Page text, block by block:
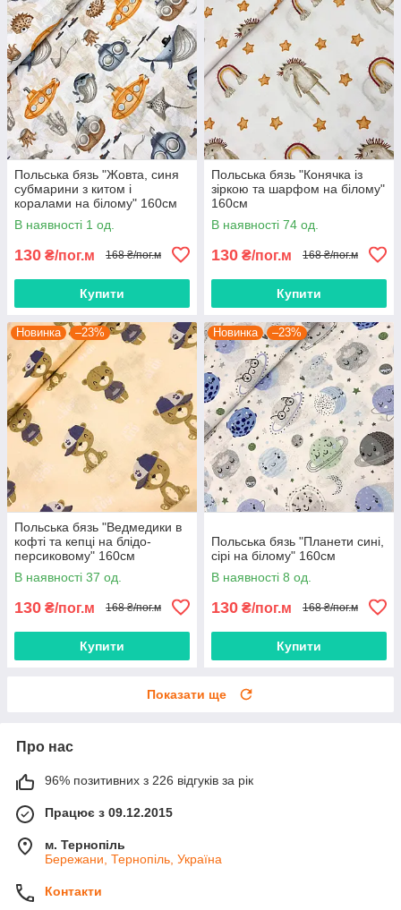
Польська бязь "Жовта, синя
субмарини з китом і
коралами на білому" 160см
В наявності 1 од.
130 ₴/пог.м 168 ₴/пог.м
Купити
Польська бязь "Конячка із
зіркою та шарфом на білому"
160см
В наявності 74 од.
130 ₴/пог.м 168 ₴/пог.м
Купити
Новинка –23%
Польська бязь "Ведмедики в
кофті та кепці на блідо-
персиковому" 160см
В наявності 37 од.
130 ₴/пог.м 168 ₴/пог.м
Купити
Новинка –23%
Польська бязь "Планети сині,
сірі на білому" 160см
В наявності 8 од.
130 ₴/пог.м 168 ₴/пог.м
Купити
Показати ще
Про нас
96% позитивних з 226 відгуків за рік
Працює з 09.12.2015
м. Тернопіль
Бережани, Тернопіль, Україна
Контакти